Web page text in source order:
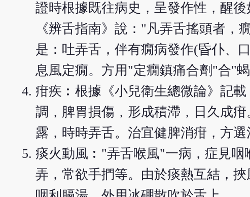
證時根據既往病史，呈發作性，醒
《辨舌指南》說："凡弄舌搖頭者
是：吐弄舌，伴有癇病發作(昏仆、
息風定癇。方用"定癇鎮痛合劑"合"
疳疾︰根據《小兒衛生總微論》記
調，脾胃損傷，形成積滯，日久成
露，時時弄舌。治宜健脾消疳，方選
痰火動風︰"弄舌喉風"一病，症見
弄，常欲手捫等。由於痰熱互結，